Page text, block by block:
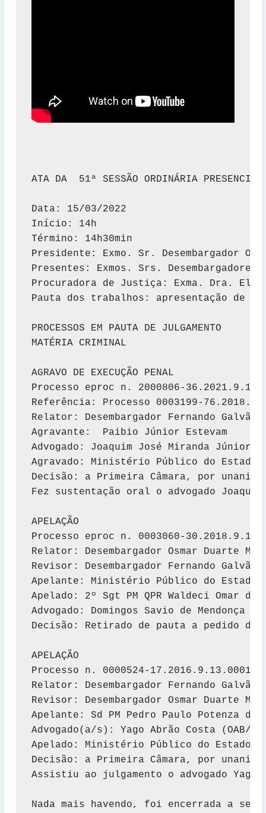
ATA DA  51ª SESSÃO ORDINÁRIA PRESENCIAL
Data: 15/03/2022
Início: 14h
Término: 14h30min
Presidente: Exmo. Sr. Desembargador
Presentes: Exmos. Srs.
Procuradora de Justiça: Exma. Dra. Elba
Pauta dos trabalhos: apresentação de
PROCESSOS EM PAUTA DE JULGAMENTO
MATÉRIA CRIMINAL
AGRAVO DE EXECUÇÃO PENAL
Processo eproc n. 2000806-
Referência: Processo 0003199-
Relator: Desembargador Fernando Galvão
Agravante:  Paibio Júnior Estevam
Advogado: Joaquim José Miranda Júnior
Agravado: Ministério Público do Estado
Decisão: a Primeira Câmara, por
Fez sustentação oral o advogado
APELAÇÃO
Processo eproc n. 0003060-
Relator: Desembargador Osmar Duarte
Revisor: Desembargador Fernando Galvão
Apelante: Ministério Público do Estado
Apelado: 2º Sgt PM QPR Waldeci Omar
Advogado: Domingos Savio de Mendonça
Decisão: Retirado de pauta a pedido
APELAÇÃO
Processo n. 0000524-
Relator: Desembargador Fernando Galvão
Revisor: Desembargador Osmar Duarte
Apelante: Sd PM Pedro Paulo Potenza de
Advogado(a/s): Yago Abrão Costa
Apelado: Ministério Público do Estado
Decisão: a Primeira Câmara, por
Assistiu ao julgamento o advogado Yago
Nada mais havendo, foi encerrada a